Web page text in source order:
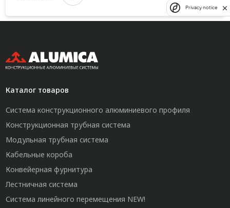
Каталог товаров
Система конструкционного алюминиевого профиля
Конструкционная трубная система
Модульная трубная система
Кабельные короба
Конвейерная фурнитура
Лестничная система
Система линейного перемещения NEW!
Privacy notice